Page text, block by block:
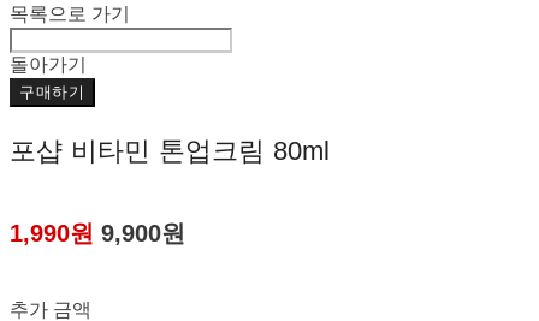
목록으로 가기
돌아가기
구매하기
포샵 비타민 톤업크림 80ml
1,990원 9,900원
추가 금액